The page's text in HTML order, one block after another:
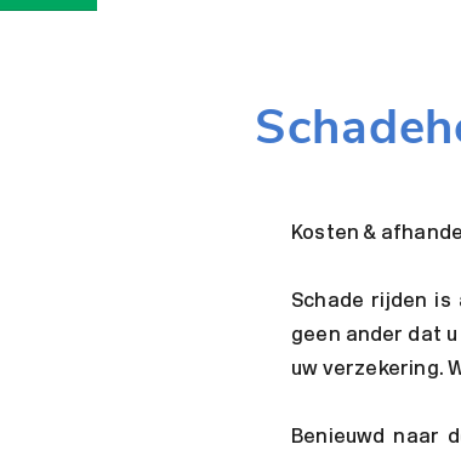
Kosten &
Schade rijden is
geen ander dat
uw verzekering.
Benieuwd naar